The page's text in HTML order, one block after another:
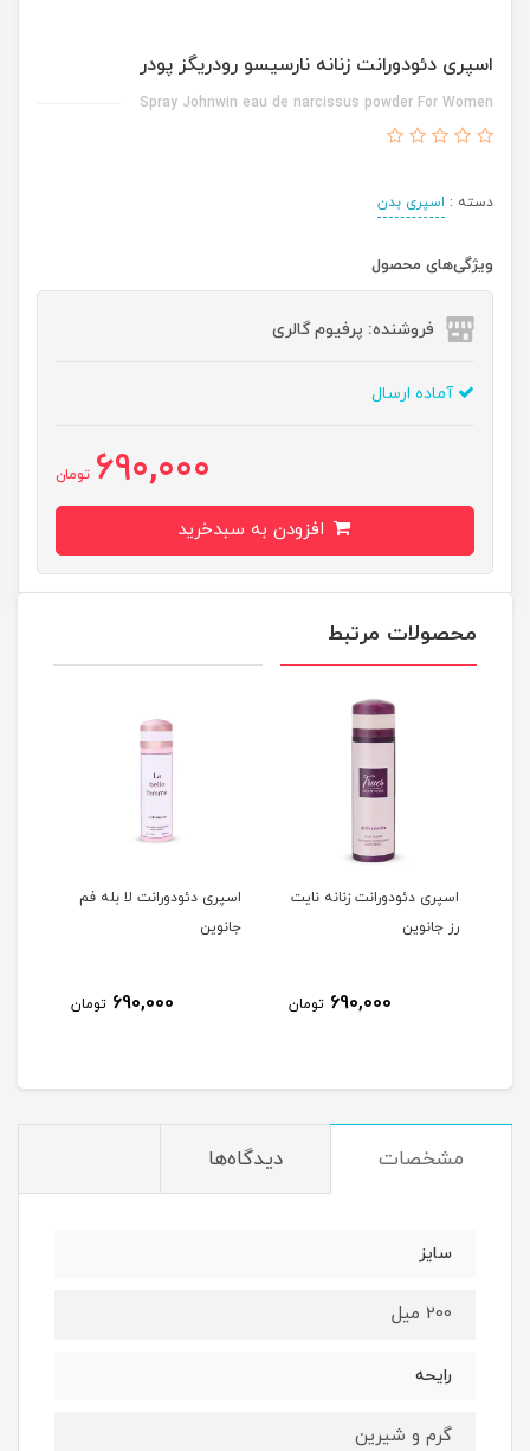
اسپری دئودورانت زنانه نارسیسو رودریگز پودر
Spray Johnwin eau de narcissus powder For Women
دسته : اسپری بدن
ویژگی‌های محصول
فروشنده: پرفیوم گالری
آماده ارسال
690,000 تومان
محصولات مرتبط
اسپری دئودورانت زنانه نایت
رز جانوین
690,000 تومان
اسپری دئودورانت لا بله فم
جانوین
690,000 تومان
مشخصات دیدگاه‌ها
سایز
200 میل
رایحه
گرم و شیرین